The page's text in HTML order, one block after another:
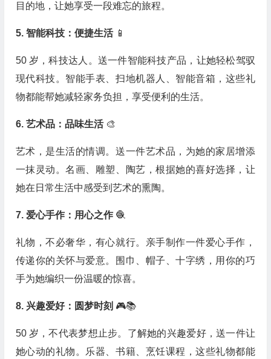
目的地，让她享受一段难忘的旅程。
5. 智能科技：便捷生活 📱
50 岁，科技达人。送一件智能科技产品，让她轻松驾驭
现代科技。智能手表、扫地机器人、智能音箱，这些礼
物都能帮她减轻家务负担，享受便利的生活。
6. 艺术品：品味生活 🎨
艺术，是生活的情调。送一件艺术品，为她的家居增添
一抹灵动。名画、雕塑、陶艺，根据她的喜好选择，让
她在日常生活中感受到艺术的熏陶。
7. 爱心手作：用心之作 🧶
礼物，不必奢华，有心就行。亲手制作一件爱心手作，
传递你的关怀与爱意。围巾、帽子、十字绣，用你的巧
手为她编织一份温暖的惊喜。
8. 兴趣爱好：圆梦时刻 🎮📚
50 岁，不代表梦想止步。了解她的兴趣爱好，送一件让
她心动的礼物。乐器、书籍、烹饪课程，这些礼物都能